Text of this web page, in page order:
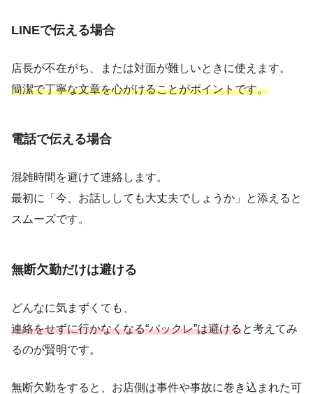
LINEで伝える場合
店長が不在がち、または対面が難しいときに使えます。
簡潔で丁寧な文章を心がけることがポイントです。
電話で伝える場合
混雑時間を避けて連絡します。
最初に「今、お話ししても大丈夫でしょうか」と添えると
スムーズです。
無断欠勤だけは避ける
どんなに気まずくても、
連絡をせずに行かなくなる“バックレ”は避けると考えてみ
るのが賢明です。
無断欠勤をすると、お店側は事件や事故に巻き込まれた可